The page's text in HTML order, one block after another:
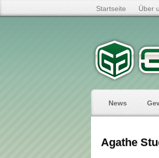
Startseite Über
News
Agathe